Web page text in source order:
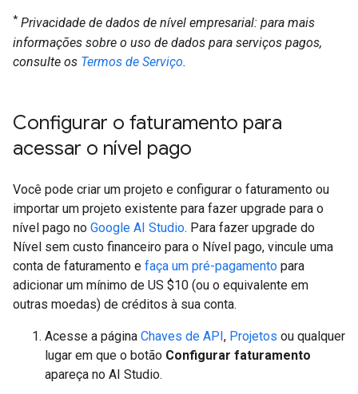
* Privacidade de dados de nível empresarial: para mais
informações sobre o uso de dados para serviços pagos,
consulte os Termos de Serviço.
Configurar o faturamento para
acessar o nível pago
Você pode criar um projeto e configurar o faturamento ou
importar um projeto existente para fazer upgrade para o
nível pago no Google AI Studio. Para fazer upgrade do
Nível sem custo financeiro para o Nível pago, vincule uma
conta de faturamento e faça um pré-pagamento para
adicionar um mínimo de US $10 (ou o equivalente em
outras moedas) de créditos à sua conta.
Acesse a página Chaves de API, Projetos ou qualquer
lugar em que o botão Configurar faturamento
apareça no AI Studio.